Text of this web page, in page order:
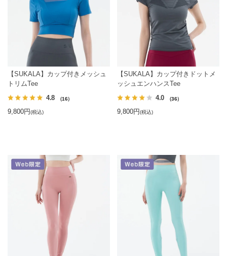
【SUKALA】カップ付きメッシュ
トリムTee
4.8 （16）
9,800円(税込)
【SUKALA】カップ付きドットメ
ッシュエンハンスTee
4.0 （36）
9,800円(税込)